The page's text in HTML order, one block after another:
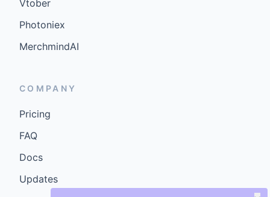
Vtober
Photoniex
MerchmindAI
COMPANY
Pricing
FAQ
Docs
Updates